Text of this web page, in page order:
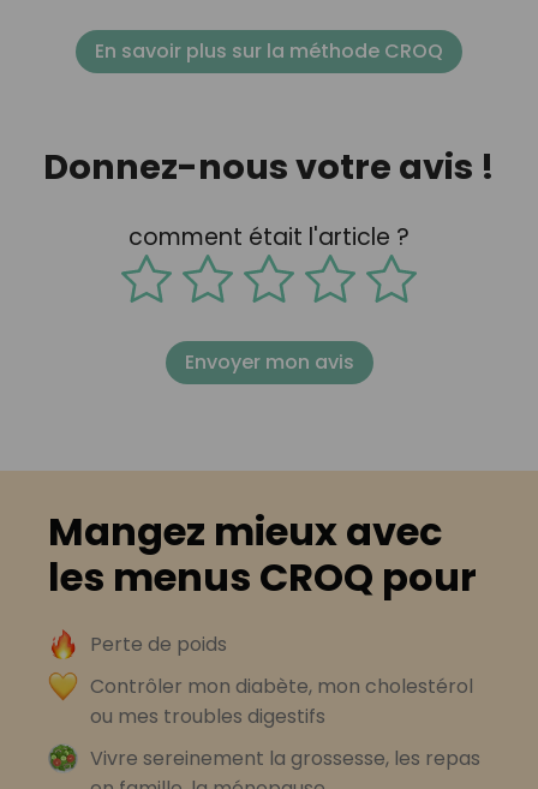
En savoir plus sur la méthode CROQ
Donnez-nous votre avis !
comment était l'article ?
Envoyer mon avis
Mangez mieux avec
les menus CROQ pour
Perte de poids
Contrôler mon diabète, mon cholestérol
ou mes troubles digestifs
Vivre sereinement la grossesse, les repas